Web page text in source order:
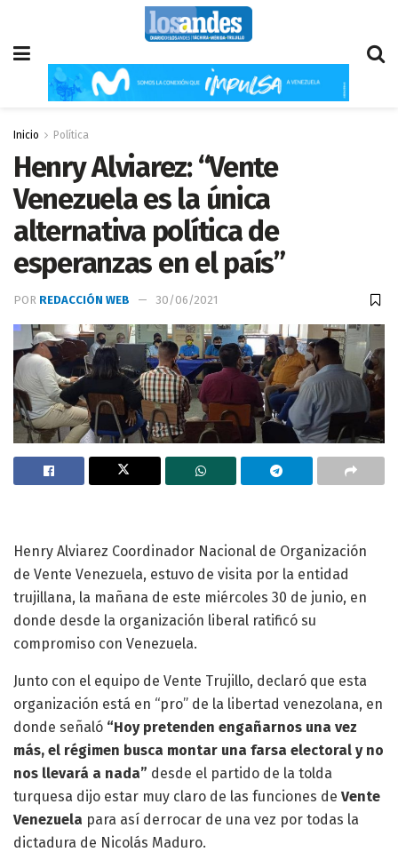
Inicio Política
Henry Alviarez: “Vente
Venezuela es la única
alternativa política de
esperanzas en el país”
POR REDACCIÓN WEB 30/06/2021
Henry Alviarez Coordinador Nacional de Organización
de Vente Venezuela, estuvo de visita por la entidad
trujillana, la mañana de este miércoles 30 de junio, en
donde desde la organización liberal ratificó su
compromiso con Venezuela.
Junto con el equipo de Vente Trujillo, declaró que esta
organización está en “pro” de la libertad venezolana, en
donde señaló “Hoy pretenden engañarnos una vez
más, el régimen busca montar una farsa electoral y no
nos llevará a nada” desde el partido de la tolda
turquesa dijo estar muy claro de las funciones de Vente
Venezuela para así derrocar de una vez por todas la
dictadura de Nicolás Maduro.